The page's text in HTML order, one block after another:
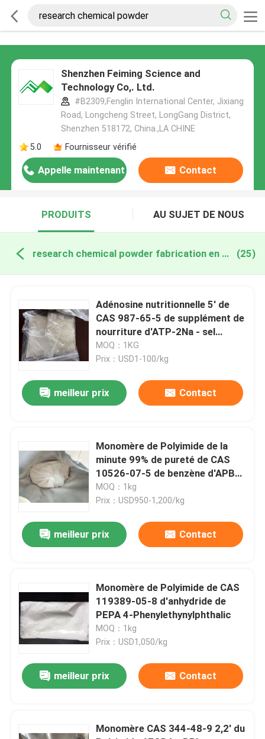
Shenzhen Feiming Science and
Technology Co,. Ltd.
#B2309,Fenglin International Center, Jixiang
Road, Longcheng Street, LongGang District,
Shenzhen 518172, China.,LA CHINE
5.0
Fournisseur vérifié
Appelle maintenant Contact
PRODUITS AU SUJET DE NOUS
research chemical powder fabrication en ligne (25)
Adénosine nutritionnelle 5' de
CAS 987-65-5 de supplément de
nourriture d'ATP-2Na - sel
disodique de triphosphate
MOQ：1KG
Prix：USD1-100/kg
meilleur prix Contact
Monomère de Polyimide de la
minute 99% de pureté de CAS
10526-07-5 de benzène d'APB
1,3-Bis (3-Aminophenoxy)
MOQ：1kg
Prix：USD950-1,200/kg
meilleur prix Contact
Monomère de Polyimide de CAS
119389-05-8 d'anhydride de
PEPA 4-Phenylethynylphthalic
MOQ：1kg
Prix：USD1,050/kg
meilleur prix Contact
Monomère CAS 344-48-9 2,2' du